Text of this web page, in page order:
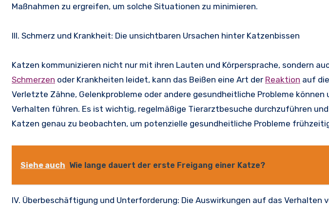
Maßnahmen zu ergreifen, um solche Situationen zu minimieren.
III. Schmerz und Krankheit: Die unsichtbaren Ursachen hinter Katzenbissen
Katzen kommunizieren nicht nur mit ihren Lauten und Körpersprache, sondern
Schmerzen oder Krankheiten leidet, kann das Beißen eine Art der Reaktion auf
Verletzte Zähne, Gelenkprobleme oder andere gesundheitliche Probleme
Verhalten führen. Es ist wichtig, regelmäßige Tierarztbesuche durchzuführen
Katzen genau zu beobachten, um potenzielle gesundheitliche Probleme
Siehe auch Wie lange dauert der erste Freigang einer Katze?
IV. Überbeschäftigung und Unterforderung: Die Auswirkungen auf das Verhalten